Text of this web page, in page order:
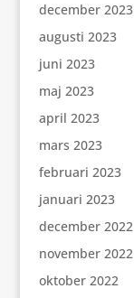
december 2023
augusti 2023
juni 2023
maj 2023
april 2023
mars 2023
februari 2023
januari 2023
december 2022
november 2022
oktober 2022